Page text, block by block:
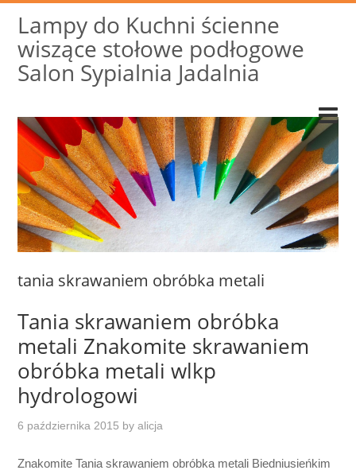
Lampy do Kuchni ścienne
wiszące stołowe podłogowe
Salon Sypialnia Jadalnia
tania skrawaniem obróbka metali
Tania skrawaniem obróbka
metali Znakomite skrawaniem
obróbka metali wlkp
hydrologowi
6 października 2015 byalicja
Znakomite Tania skrawaniem obróbka metali Biedniusieńkim